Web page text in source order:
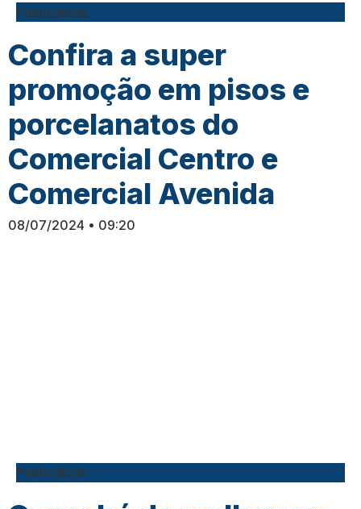
Publicidade
Confira a super
promoção em pisos e
porcelanatos do
Comercial Centro e
Comercial Avenida
08/07/2024 09:20
Publicidade